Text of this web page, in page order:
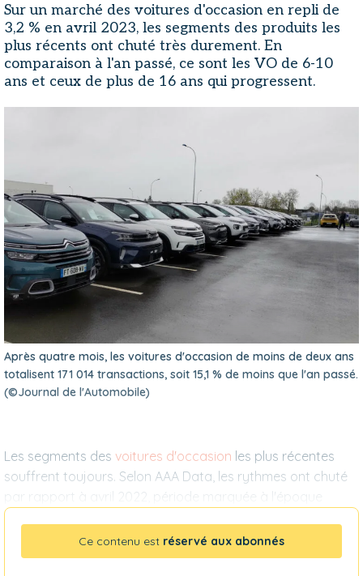
Sur un marché des voitures d'occasion en repli de
3,2 % en avril 2023, les segments des produits les
plus récents ont chuté très durement. En
comparaison à l'an passé, ce sont les VO de 6-10
ans et ceux de plus de 16 ans qui progressent.
Après quatre mois, les voitures d'occasion de moins de deux ans
totalisent 171 014 transactions, soit 15,1 % de moins que l'an passé.
(©Journal de l'Automobile)
Les segments des voitures d'occasion les plus récentes
souffrent toujours. Selon AAA Data, les rythmes ont chuté
par rapport à avril 2022, période marquée à l'époque
Ce contenu est réservé aux abonnés